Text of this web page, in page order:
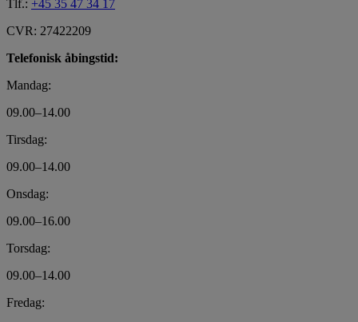
Tlf.: +45 35 47 34 17
CVR: 27422209
Telefonisk åbingstid:
Mandag:
09.00–14.00
Tirsdag:
09.00–14.00
Onsdag:
09.00–16.00
Torsdag:
09.00–14.00
Fredag: